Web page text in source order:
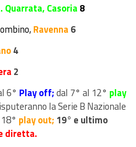
Quarrata, Casoria 8
Ravenna 6
4
2
6° Play off;dal 7° al 12° play
la Serie B Nazionale
play out; 19° e ultimo
diretta.